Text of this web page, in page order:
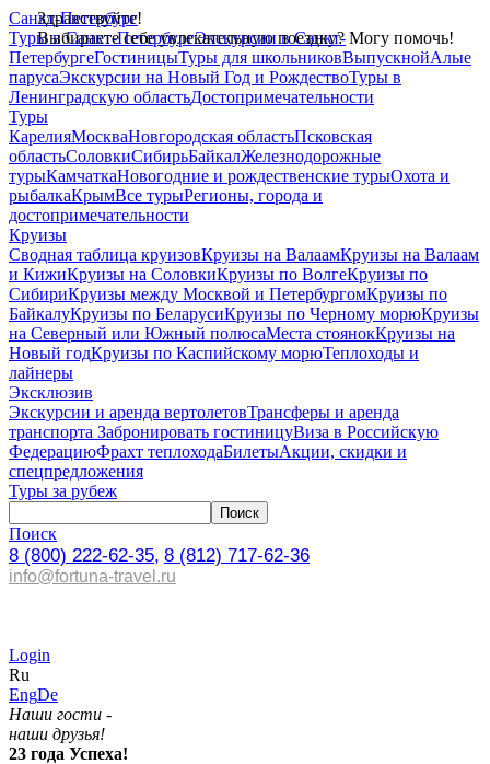
Здравствуйте!
Выбираете себе увлекательную поездку? Могу помочь!
Санкт-Петербург
Туры в Санкт-ПетербургЭкскурсии в Санкт-
ПетербургеГостиницыТуры для школьниковВыпускнойАлые
парусаЭкскурсии на Новый Год и РождествоТуры в
Ленинградскую областьДостопримечательности
Туры
КарелияМоскваНовгородская областьПсковская
областьСоловкиСибирьБайкалЖелезнодорожные
турыКамчаткаНовогодние и рождественские турыОхота и
рыбалкаКрымВсе турыРегионы, города и
достопримечательности
Круизы
Сводная таблица круизовКруизы на ВалаамКруизы на Валаам
и КижиКруизы на СоловкиКруизы по ВолгеКруизы по
СибириКруизы между Москвой и ПетербургомКруизы по
БайкалуКруизы по БеларусиКруизы по Черному морюКруизы
на Северный или Южный полюсаМеста стоянокКруизы на
Новый годКруизы по Каспийскому морюТеплоходы и
лайнеры
Эксклюзив
Экскурсии и аренда вертолетовТрансферы и аренда
транспорта Забронировать гостиницуВиза в Российскую
ФедерациюФрахт теплоходаБилетыАкции, скидки и
спецпредложения
Туры за рубеж
Поиск
8 (800) 222-62-35, 8 (812) 717-62-36
info@fortuna-travel.ru
Login
Ru
EngDe
Наши гости -
наши друзья!
23 года Успеха!